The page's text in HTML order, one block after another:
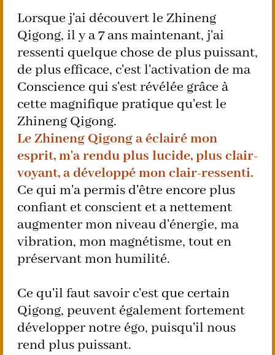
Lorsque j'ai découvert le Zhineng
Qigong, il y a 7 ans maintenant, j'ai
ressenti quelque chose de plus puissant,
de plus efficace, c'est l'activation de ma
Conscience qui s'est révélée grâce à
cette magnifique pratique qu'est le
Zhineng Qigong.
Le Zhineng Qigong a éclairé mon
esprit, m'a rendu plus lucide, plus clair-
voyant, a développé mon clair-ressenti.
Ce qui m'a permis d'être encore plus
confiant et conscient et a nettement
augmenter mon niveau d'énergie, ma
vibration, mon magnétisme, tout en
préservant mon humilité.
Ce qu'il faut savoir c'est que certain
Qigong, peuvent également fortement
développer notre égo, puisqu'il nous
rend plus puissant.